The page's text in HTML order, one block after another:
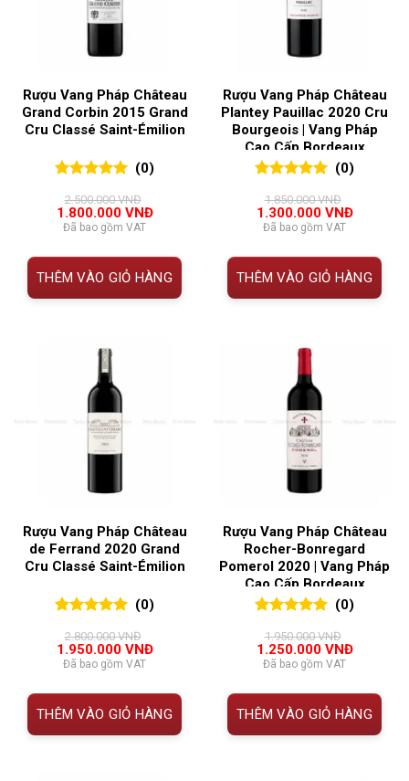
Rượu Vang Pháp Château
Grand Corbin 2015 Grand
Cru Classé Saint-Émilion
đánh giá
(0)
2.500.000VNĐ
Giá
gốc
2.500.000 VNĐ.
1.800.000 VNĐGiá
là:
1.800.000 VNĐ.
Đã bao gồm VAT
THÊM VÀO GIỎ HÀNG
Rượu Vang Pháp Château
Plantey Pauillac 2020 Cru
Bourgeois | Vang Pháp
Cao Cấp Bordeaux
đánh giá
(0)
1.850.000VNĐ
Giá
gốc
1.850.000 VNĐ.
1.300.000 VNĐGiá
là:
Đã bao gồm VAT
THÊM VÀO GIỎ HÀNG
Rượu Vang Pháp Château
de Ferrand 2020 Grand
Cru Classé Saint-Émilion
đánh giá
(0)
2.800.000VNĐ
Giá
gốc
2.800.000 VNĐ.
1.950.000 VNĐGiá
là:
1.950.000 VNĐ.
Đã bao gồm VAT
THÊM VÀO GIỎ HÀNG
Rượu Vang Pháp Château
Rocher-Bonregard
Pomerol 2020 | Vang Pháp
Cao Cấp Bordeaux
đánh giá
(0)
1.950.000VNĐ
Giá
gốc
1.950.000 VNĐ.
1.250.000 VNĐGiá
là:
Đã bao gồm VAT
THÊM VÀO GIỎ HÀNG